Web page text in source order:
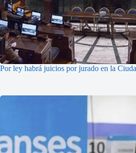
Por ley habrá juicios por jurado en la